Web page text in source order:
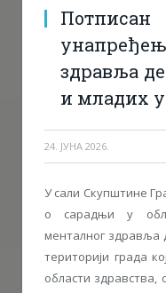
здравља
и младих
24. ЈУНА 2026.
У сали Скупштине
о сарадњи у
менталног здравља
територији града
области здравства,